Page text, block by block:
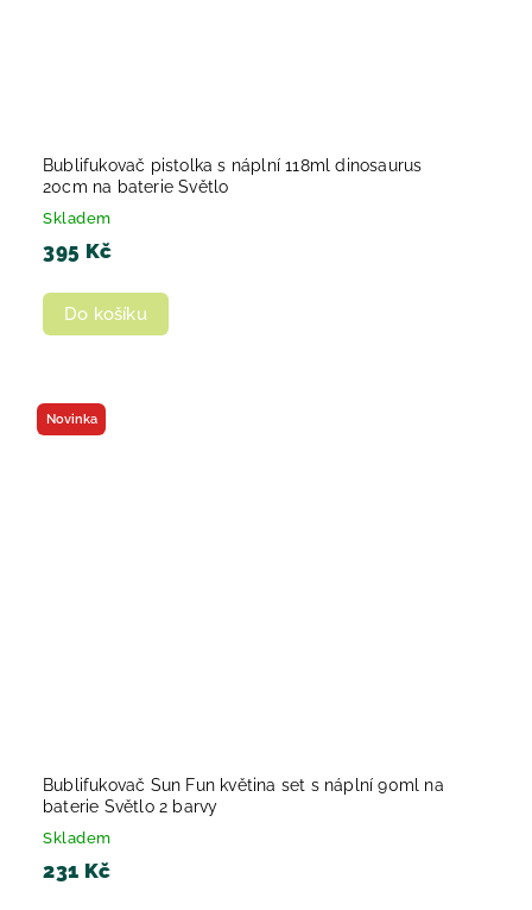
Bublifukovač pistolka s náplní 118ml dinosaurus
20cm na baterie Světlo
Skladem
395 Kč
Do košíku
Novinka
Bublifukovač Sun Fun květina set s náplní 90ml na
baterie Světlo 2 barvy
Skladem
231 Kč